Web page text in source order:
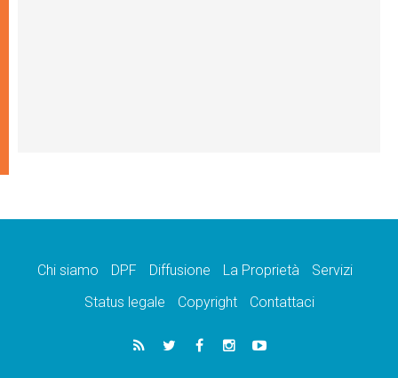
Chi siamo DPF Diffusione La Proprietà
Servizi
Status legale
Copyright Contattaci